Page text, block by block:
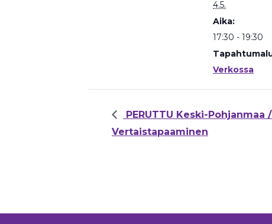
4.5.
Aika:
17:30 - 19:30
Verkossa
PERUTTU Keski-Pohjanmaa
Vertaistapaaminen